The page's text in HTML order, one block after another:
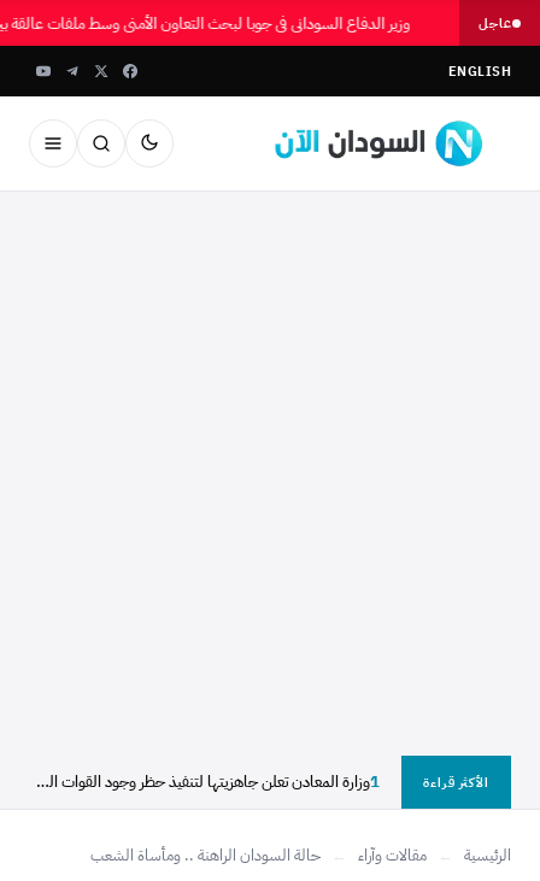
عاجل وزير الدفاع السوداني في جوبا لبحث التعاون الأمني وسط ملفات عالقة
ENGLISH
الأكثر قراءة 1 وزارة المعادن تعلن جاهزيتها لتنفيذ حظر وجود القوات النظامية...
الرئيسية ← مقالات وآراء ← حالة السودان الراهنة .. ومأساة الشعب